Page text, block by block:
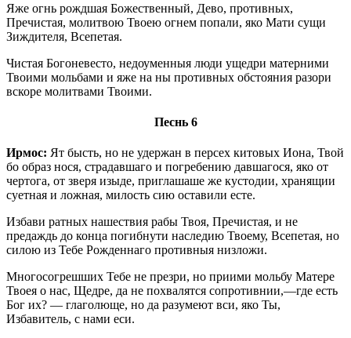
Яже огнь рождшая Божественный, Дево, противных,
Пречистая, молитвою Твоею огнем попали, яко Мати сущи
Зиждителя, Всепетая.
Чистая Богоневесто, недоуменныя люди ущедри матерними
Твоими мольбами и яже на ны противных обстояния разори
вскоре молитвами Твоими.
Песнь 6
Ирмос: Ят бысть, но не удержан в персех китовых Иона, Твой
бо образ нося, страдавшаго и погребению давшагося, яко от
чертога, от зверя изыде, приглашаше же кустодии, хранящии
суетная и ложная, милость сию оставили есте.
Избави ратных нашествия рабы Твоя, Пречистая, и не
предаждь до конца погибнути наследию Твоему, Всепетая, но
силою из Тебе Рожденнаго противныя низложи.
Многосогрешших Тебе не презри, но приими мольбу Матере
Твоея о нас, Щедре, да не похвалятся сопротивнии,—где есть
Бог их? — глаголюще, но да разумеют вси, яко Ты,
Избавитель, с нами еси.